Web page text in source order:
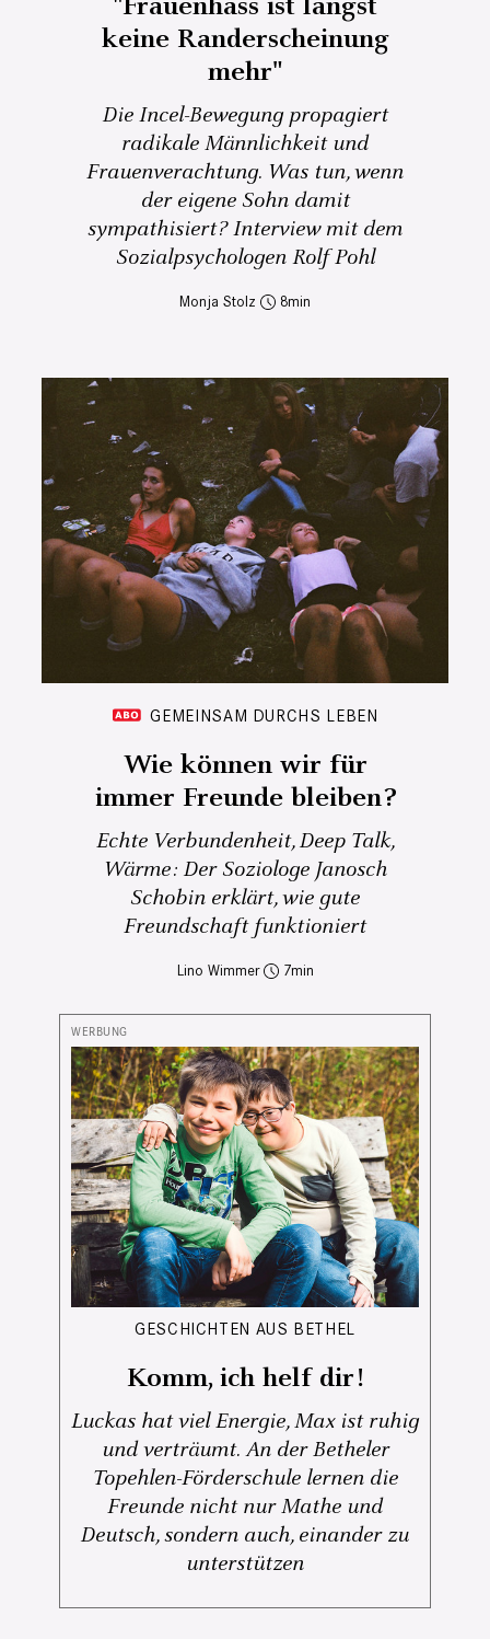
keine Randerscheinung
mehr"
Die Incel-Bewegung propagiert
radikale Männlichkeit und
Frauenverachtung. Was tun, wenn
der eigene Sohn damit
sympathisiert? Interview mit dem
Sozialpsychologen Rolf Pohl
Monja Stolz 8
GEMEINSAM DURCHS LEBEN
Wie können wir für
immer Freunde bleiben?
Echte Verbundenheit, Deep Talk,
Wärme: Der Soziologe Janosch
Schobin erklärt, wie gute
Freundschaft funktioniert
Lino Wimmer 7
GESCHICHTEN AUS BETHEL
Komm, ich helf dir!
Luckas hat viel Energie, Max ist ruhig
und verträumt. An der Betheler
Topehlen-Förderschule lernen die
Freunde nicht nur Mathe und
Deutsch, sondern auch, einander zu
unterstützen